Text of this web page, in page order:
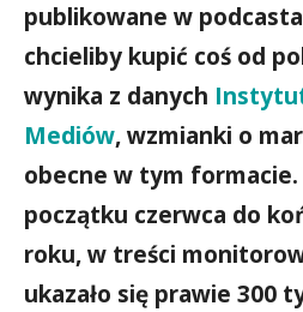
publikowane w
chcieliby kupić coś od
wynika z danych
Mediów, wzmianki o
obecne w tym formacie.
początku czerwca do
roku, w treści
ukazało się prawie 300